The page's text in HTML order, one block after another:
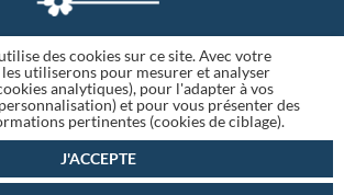
des cookies sur ce site. Avec votre
utiliserons pour mesurer et analyser
analytiques), pour l'adapter à vos
et pour vous présenter des
pertinentes (cookies de ciblage).
J'ACCEPTE